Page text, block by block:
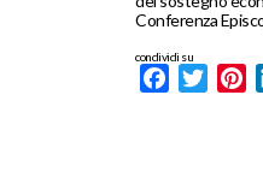
Conferenza
condividi su
Facebook